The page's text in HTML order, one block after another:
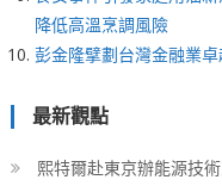
降低高溫烹調風險
彭金隆擘劃台灣金融業
最新觀點
熙特爾赴東京辦能源技